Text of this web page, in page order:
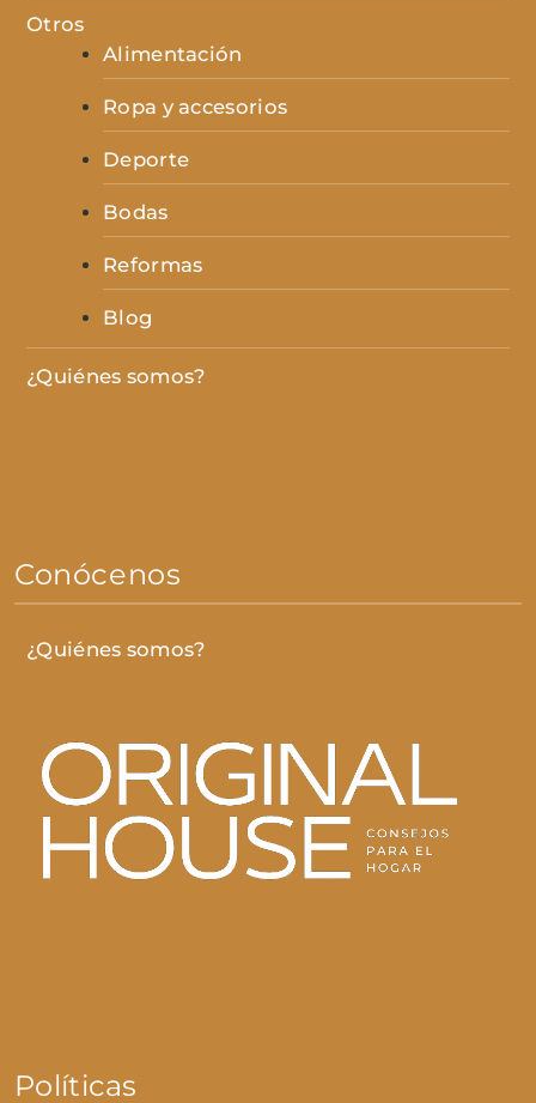
Otros
Alimentación
Ropa y accesorios
Deporte
Bodas
Reformas
Blog
¿Quiénes somos?
Conócenos
¿Quiénes somos?
Políticas